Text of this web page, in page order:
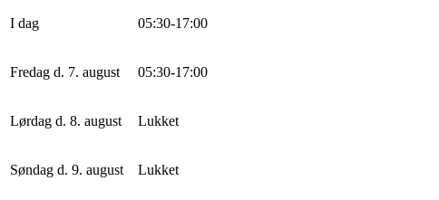
I dag 05:30-17:00
Fredag d. 7. august 05:30-17:00
Lørdag d. 8. august Lukket
Søndag d. 9. august Lukket